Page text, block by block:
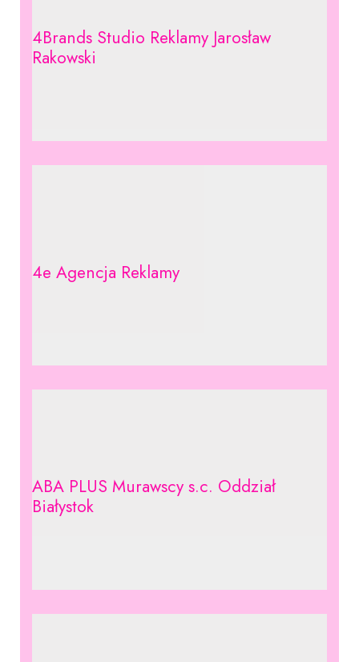
4Brands Studio Reklamy Jarosław
Rakowski
4e Agencja Reklamy
ABA PLUS Murawscy s.c. Oddział
Białystok